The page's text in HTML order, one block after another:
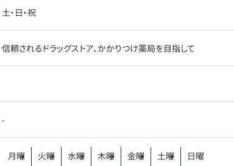
土・日・祝
信頼されるドラッグストア、かかりつけ薬局を目指して
-
月曜
火曜
水曜
木曜
金曜
土曜
日曜